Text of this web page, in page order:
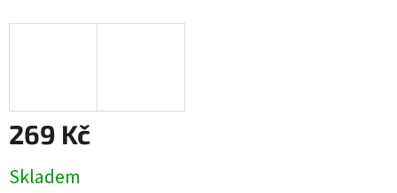
269 Kč
cena:
Skladem